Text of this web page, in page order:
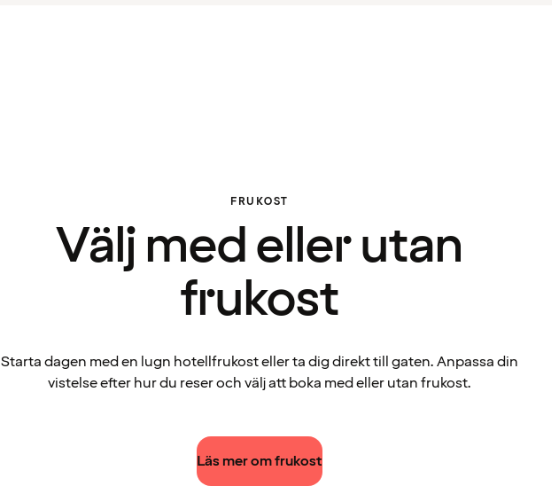
FRUKOST
Välj med eller utan
frukost
Starta dagen med en lugn hotellfrukost eller ta dig direkt till gaten. Anpassa din
vistelse efter hur du reser och välj att boka med eller utan frukost.
Läs mer om frukost